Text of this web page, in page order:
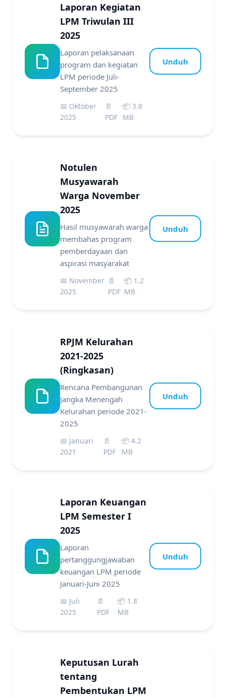
Laporan Kegiatan
LPM Triwulan III
2025
Laporan pelaksanaan
program dan kegiatan
LPM periode Juli-
September 2025
📅 Oktober
2025
📄
PDF
📦 3.8
MB
Unduh
Notulen
Musyawarah
Warga November
2025
Hasil musyawarah warga
membahas program
pemberdayaan dan
aspirasi masyarakat
📅 November
2025
📄
PDF
📦 1.2
MB
Unduh
RPJM Kelurahan
2021-2025
(Ringkasan)
Rencana Pembangunan
Jangka Menengah
Kelurahan periode 2021-
2025
📅 Januari
2021
📄
PDF
📦 4.2
MB
Unduh
Laporan Keuangan
LPM Semester I
2025
Laporan
pertanggungjawaban
keuangan LPM periode
Januari-Juni 2025
📅 Juli
2025
📄
PDF
📦 1.8
MB
Unduh
Keputusan Lurah
tentang
Pembentukan LPM